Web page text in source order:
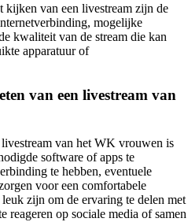
kijken van een livestream zijn de
mogelijke
kwaliteit van de stream die kan
apparatuur of
van een livestream van
van het WK vrouwen is
software of apps te
te hebben, eventuele
voor een comfortabele
zijn om de ervaring te delen met
reageren op sociale media of samen